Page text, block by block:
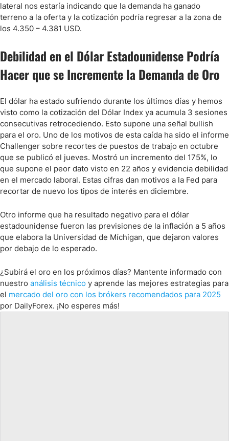
lateral nos estaría indicando que la demanda ha ganado
terreno a la oferta y la cotización podría regresar a la zona de
los 4.350 – 4.381 USD.
Debilidad en el Dólar Estadounidense Podría
Hacer que se Incremente la Demanda de Oro
El dólar ha estado sufriendo durante los últimos días y hemos
visto como la cotización del Dólar Index ya acumula 3 sesiones
consecutivas retrocediendo. Esto supone una señal bullish
para el oro. Uno de los motivos de esta caída ha sido el informe
Challenger sobre recortes de puestos de trabajo en octubre
que se publicó el jueves. Mostró un incremento del 175%, lo
que supone el peor dato visto en 22 años y evidencia debilidad
en el mercado laboral. Estas cifras dan motivos a la Fed para
recortar de nuevo los tipos de interés en diciembre.
Otro informe que ha resultado negativo para el dólar
estadounidense fueron las previsiones de la inflación a 5 años
que elabora la Universidad de Míchigan, que dejaron valores
por debajo de lo esperado.
¿Subirá el oro en los próximos días? Mantente informado con
nuestro análisis técnico y aprende las mejores estrategias para
el mercado del oro con los brókers recomendados para 2025
por DailyForex. ¡No esperes más!